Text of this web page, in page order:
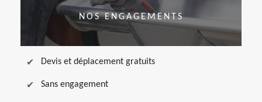
NOS ENGAGEMENTS
Devis et déplacement gratuits
Sans engagement